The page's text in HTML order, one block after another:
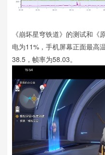
《崩坏星穹铁道》的测试和
电为11%，手机屏幕正面最高
38.5，帧率为58.03。